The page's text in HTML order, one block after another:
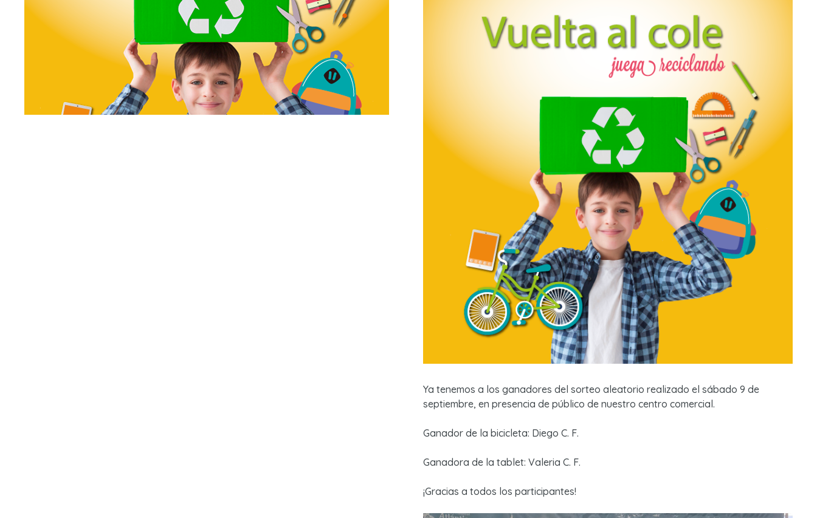
Ya tenemos a los ganadores del sorteo aleatorio realizado el sábado 9 de
septiembre, en presencia de público de nuestro centro comercial.
Ganador de la bicicleta: Diego C. F.
Ganadora de la tablet: Valeria C. F.
¡Gracias a todos los participantes!